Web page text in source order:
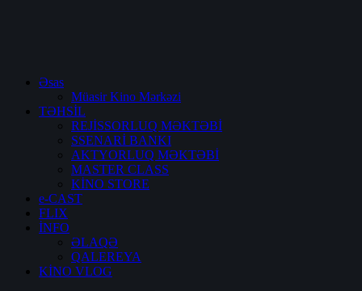
Əsas
Müasir Kino Mərkəzi
TƏHSİL
REJİSSORLUQ MƏKTƏBİ
SSENARİ BANKI
AKTYORLUQ MƏKTƏBİ
MASTER CLASS
KİNO STORE
e-CAST
FLIX
İNFO
ƏLAQƏ
QALEREYA
KİNO VLOG